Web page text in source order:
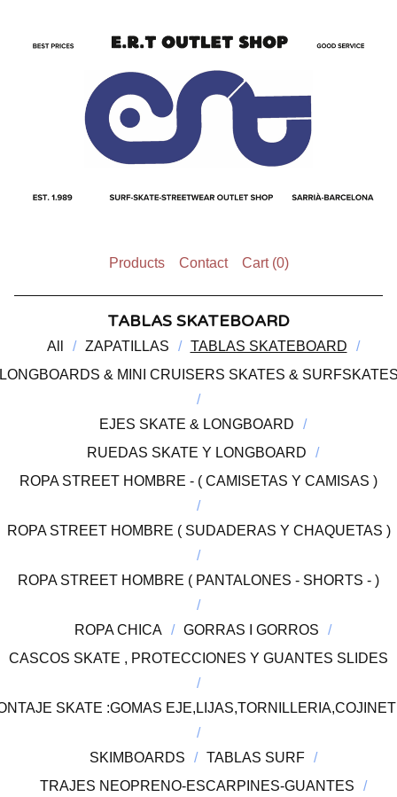
Products Contact Cart (0)
TABLAS SKATEBOARD
All ZAPATILLAS
TABLAS SKATEBOARD
& MINI CRUISERS SKATES &
EJES SKATE & LONGBOARD
RUEDAS SKATE Y LONGBOARD
ROPA STREET HOMBRE - ( CAMISETAS Y CAMISAS )
ROPA STREET HOMBRE ( SUDADERAS Y CHAQUETAS )
ROPA STREET HOMBRE ( PANTALONES - SHORTS - )
ROPA CHICA
GORRAS I GORROS
CASCOS SKATE , PROTECCIONES Y GUANTES SLIDES
SKATE :GOMAS
SKIMBOARDS
TABLAS SURF
TRAJES NEOPRENO-ESCARPINES-GUANTES